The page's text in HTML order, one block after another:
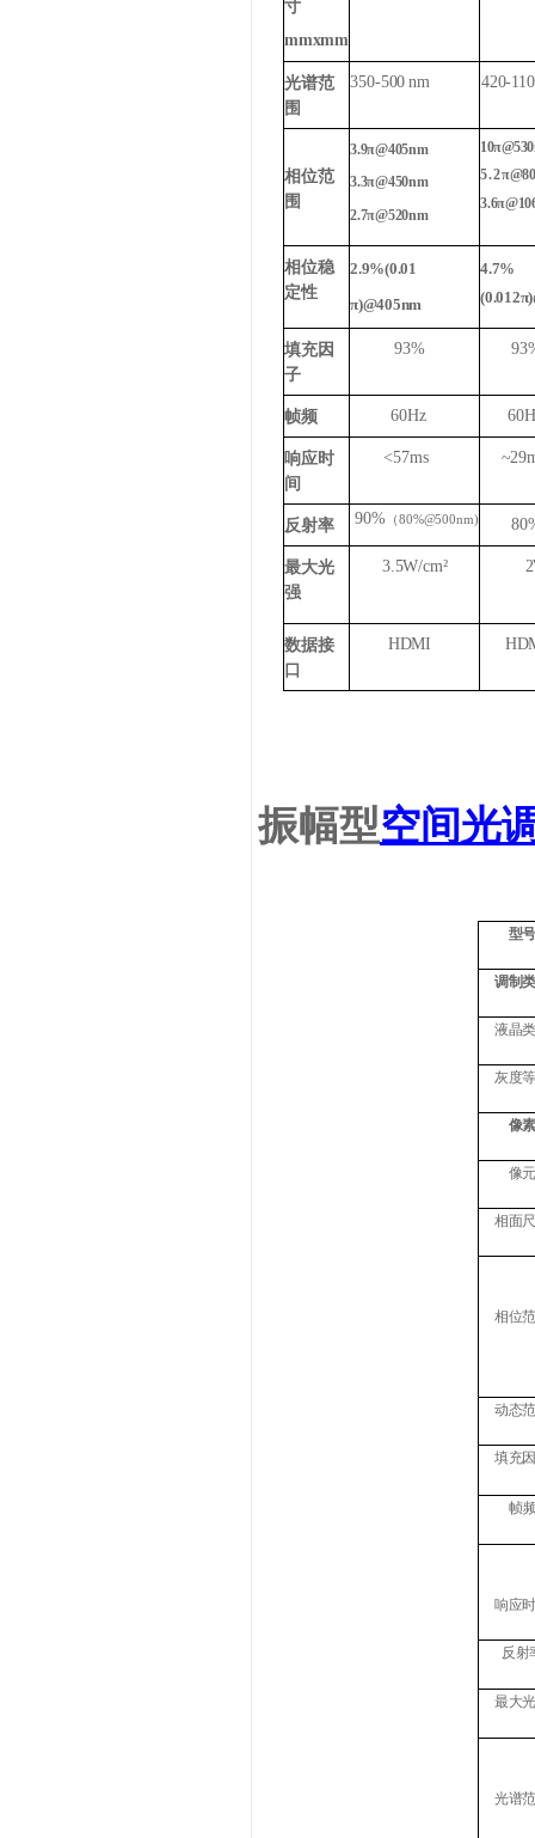
寸
mmxmm
光谱范
围
350-500 nm 420-
相位范
围
3.9π@405nm
3.3π@450nm
2.7π@520nm
5.2
相位稳
定性
2.9%(0.01
π)@405nm
4.7%
填充因
子
93%
帧频 60Hz
响应时
间
<57ms
反射率 90% （80%@500nm)
最大光
强
3.5W/cm²
数据接
口
HDMI
振幅型空间光
型
调制
液晶
灰度
像
像
相面
相位
动态
填充
帧
响应
反射
最大
光谱